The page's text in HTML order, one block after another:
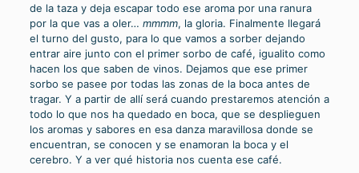
de la taza y deja escapar todo ese aroma por una ranura
por la que vas a oler… mmmm, la gloria. Finalmente llegará
el turno del gusto, para lo que vamos a sorber dejando
entrar aire junto con el primer sorbo de café, igualito como
hacen los que saben de vinos. Dejamos que ese primer
sorbo se pasee por todas las zonas de la boca antes de
tragar. Y a partir de allí será cuando prestaremos atención a
todo lo que nos ha quedado en boca, que se desplieguen
los aromas y sabores en esa danza maravillosa donde se
encuentran, se conocen y se enamoran la boca y el
cerebro. Y a ver qué historia nos cuenta ese café.